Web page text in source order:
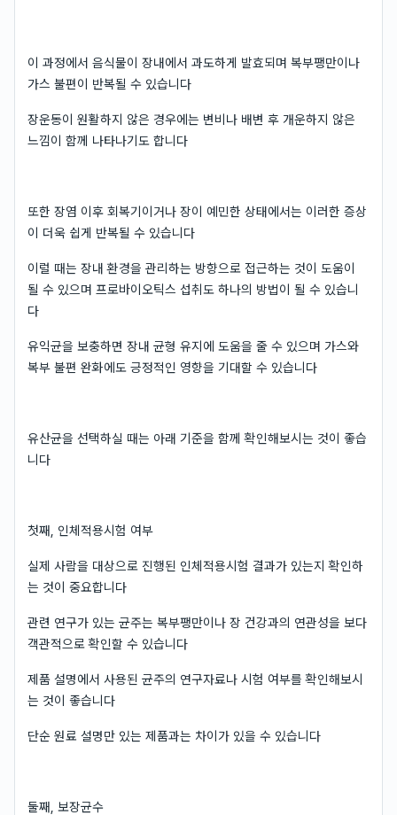
이 과정에서 음식물이 장내에서 과도하게 발효되며 복부팽만이나
가스 불편이 반복될 수 있습니다
장운동이 원활하지 않은 경우에는 변비나 배변 후 개운하지 않은
느낌이 함께 나타나기도 합니다
또한 장염 이후 회복기이거나 장이 예민한 상태에서는 이러한 증상
이 더욱 쉽게 반복될 수 있습니다
이럴 때는 장내 환경을 관리하는 방향으로 접근하는 것이 도움이
될 수 있으며 프로바이오틱스 섭취도 하나의 방법이 될 수 있습니
다
유익균을 보충하면 장내 균형 유지에 도움을 줄 수 있으며 가스와
복부 불편 완화에도 긍정적인 영향을 기대할 수 있습니다
유산균을 선택하실 때는 아래 기준을 함께 확인해보시는 것이 좋습
니다
첫째, 인체적용시험 여부
실제 사람을 대상으로 진행된 인체적용시험 결과가 있는지 확인하
는 것이 중요합니다
관련 연구가 있는 균주는 복부팽만이나 장 건강과의 연관성을 보다
객관적으로 확인할 수 있습니다
제품 설명에서 사용된 균주의 연구자료나 시험 여부를 확인해보시
는 것이 좋습니다
단순 원료 설명만 있는 제품과는 차이가 있을 수 있습니다
둘째, 보장균수